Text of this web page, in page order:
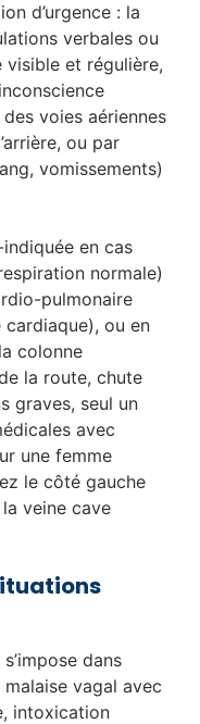
d’urgence : la
verbales ou
visible et régulière,
voies aériennes
ou par
vomissements)
en cas
normale)
pulmonaire
cardiaque), ou en
colonne
la route, chute
graves, seul un
avec
une femme
le côté gauche
veine cave
dans
vagal avec
intoxication